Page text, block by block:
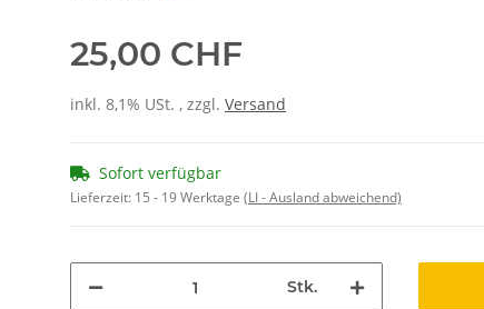
25,00 CHF
inkl. 8,1% USt. , zzgl. Versand
Sofort verfügbar
Lieferzeit: 15 - 19 Werktage (LI - Ausland abweichend)
Stk.